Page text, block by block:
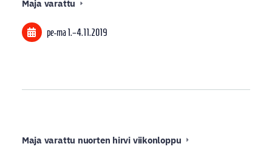
Maja varattu
pe-ma1.–4.11.2019
Maja varattu nuorten hirvi viikonloppu